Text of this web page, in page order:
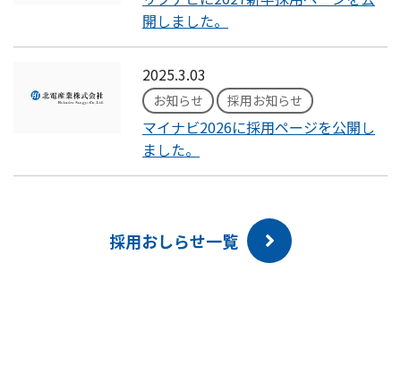
開しました。
2025.3.03
お知らせ 採用お知らせ
マイナビ2026に採用ページを公開し
ました。
採用おしらせ一覧